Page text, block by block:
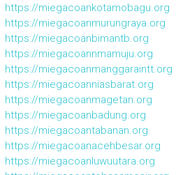
https://miegacoankotamobagu.org
https://miegacoanmurungraya.org
https://miegacoanbimantb.org
https://miegacoannmamuju.org
https://miegacoanmanggaraintt.org
https://miegacoanniasbarat.org
https://miegacoanmagetan.org
https://miegacoanbadung.org
https://miegacoantabanan.org
https://miegacoanacehbesar.org
https://miegacoanluwuutara.org